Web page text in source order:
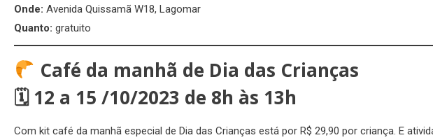
Onde: Avenida Quissamã W18, Lagomar
Quanto: gratuito
Café da manhã de Dia das Crianças
🗓 12 a 15 /10/2023 de 8h às 13h
Com kit café da manhã especial de Dia das Crianças está por R$ 29,90 por criança. E